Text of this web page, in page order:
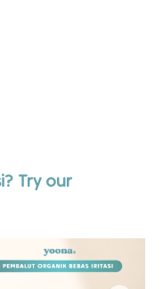
Try our